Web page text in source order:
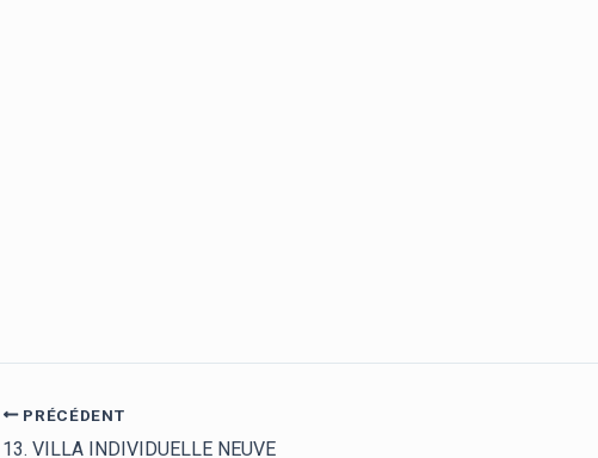
PRÉCÉDENT
13. VILLA INDIVIDUELLE NEUVE